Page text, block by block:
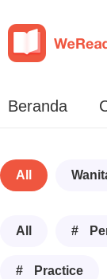
Beranda
All
All #
# Practice